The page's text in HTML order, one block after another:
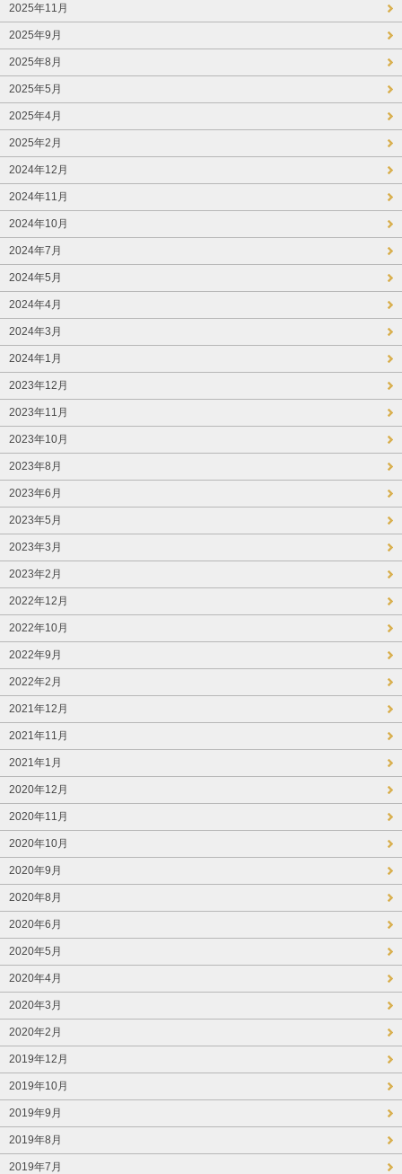
2025年11月
2025年9月
2025年8月
2025年5月
2025年4月
2025年2月
2024年12月
2024年11月
2024年10月
2024年7月
2024年5月
2024年4月
2024年3月
2024年1月
2023年12月
2023年11月
2023年10月
2023年8月
2023年6月
2023年5月
2023年3月
2023年2月
2022年12月
2022年10月
2022年9月
2022年2月
2021年12月
2021年11月
2021年1月
2020年12月
2020年11月
2020年10月
2020年9月
2020年8月
2020年6月
2020年5月
2020年4月
2020年3月
2020年2月
2019年12月
2019年10月
2019年9月
2019年8月
2019年7月